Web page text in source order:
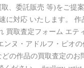
、委託販売 等)をご提
に対応 いたします。
買取査定フォーム エテ
ヌ・アドルフ・ピオ
の作品の買取査定の